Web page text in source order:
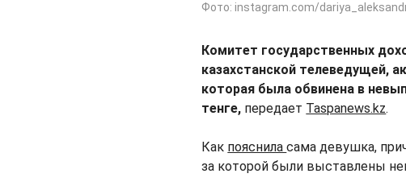
Фото: instagram.com/
Комитет государственных
казахстанской телеведущей,
которая была обвинена в
тенге, передает Taspanews.kz.
Как поясниласама девушка,
за которой были выставлены